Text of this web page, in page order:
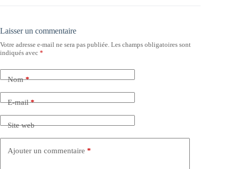
Laisser un commentaire
Votre adresse e-mail ne sera pas publiée. Les champs obligatoires sont
indiqués avec *
Nom*
E-mail*
Site web
Ajouter un commentaire *